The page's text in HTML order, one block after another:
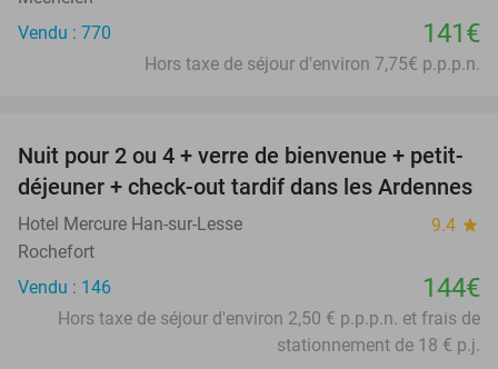
Vendu : 770
141€
Hors taxe de séjour d'environ 7,75€ p.p.p.n.
Nuit pour 2 ou 4 + verre de bienvenue + petit-
déjeuner + check-out tardif dans les Ardennes
Hotel Mercure Han-sur-Lesse 9.4 star
Rochefort
Vendu : 146
144€
Hors taxe de séjour d'environ 2,50 € p.p.p.n. et frais de
stationnement de 18 € p.j.